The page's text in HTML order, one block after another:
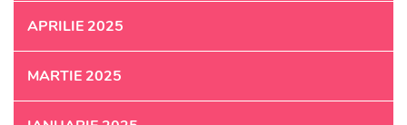
APRILIE 2025
MARTIE 2025